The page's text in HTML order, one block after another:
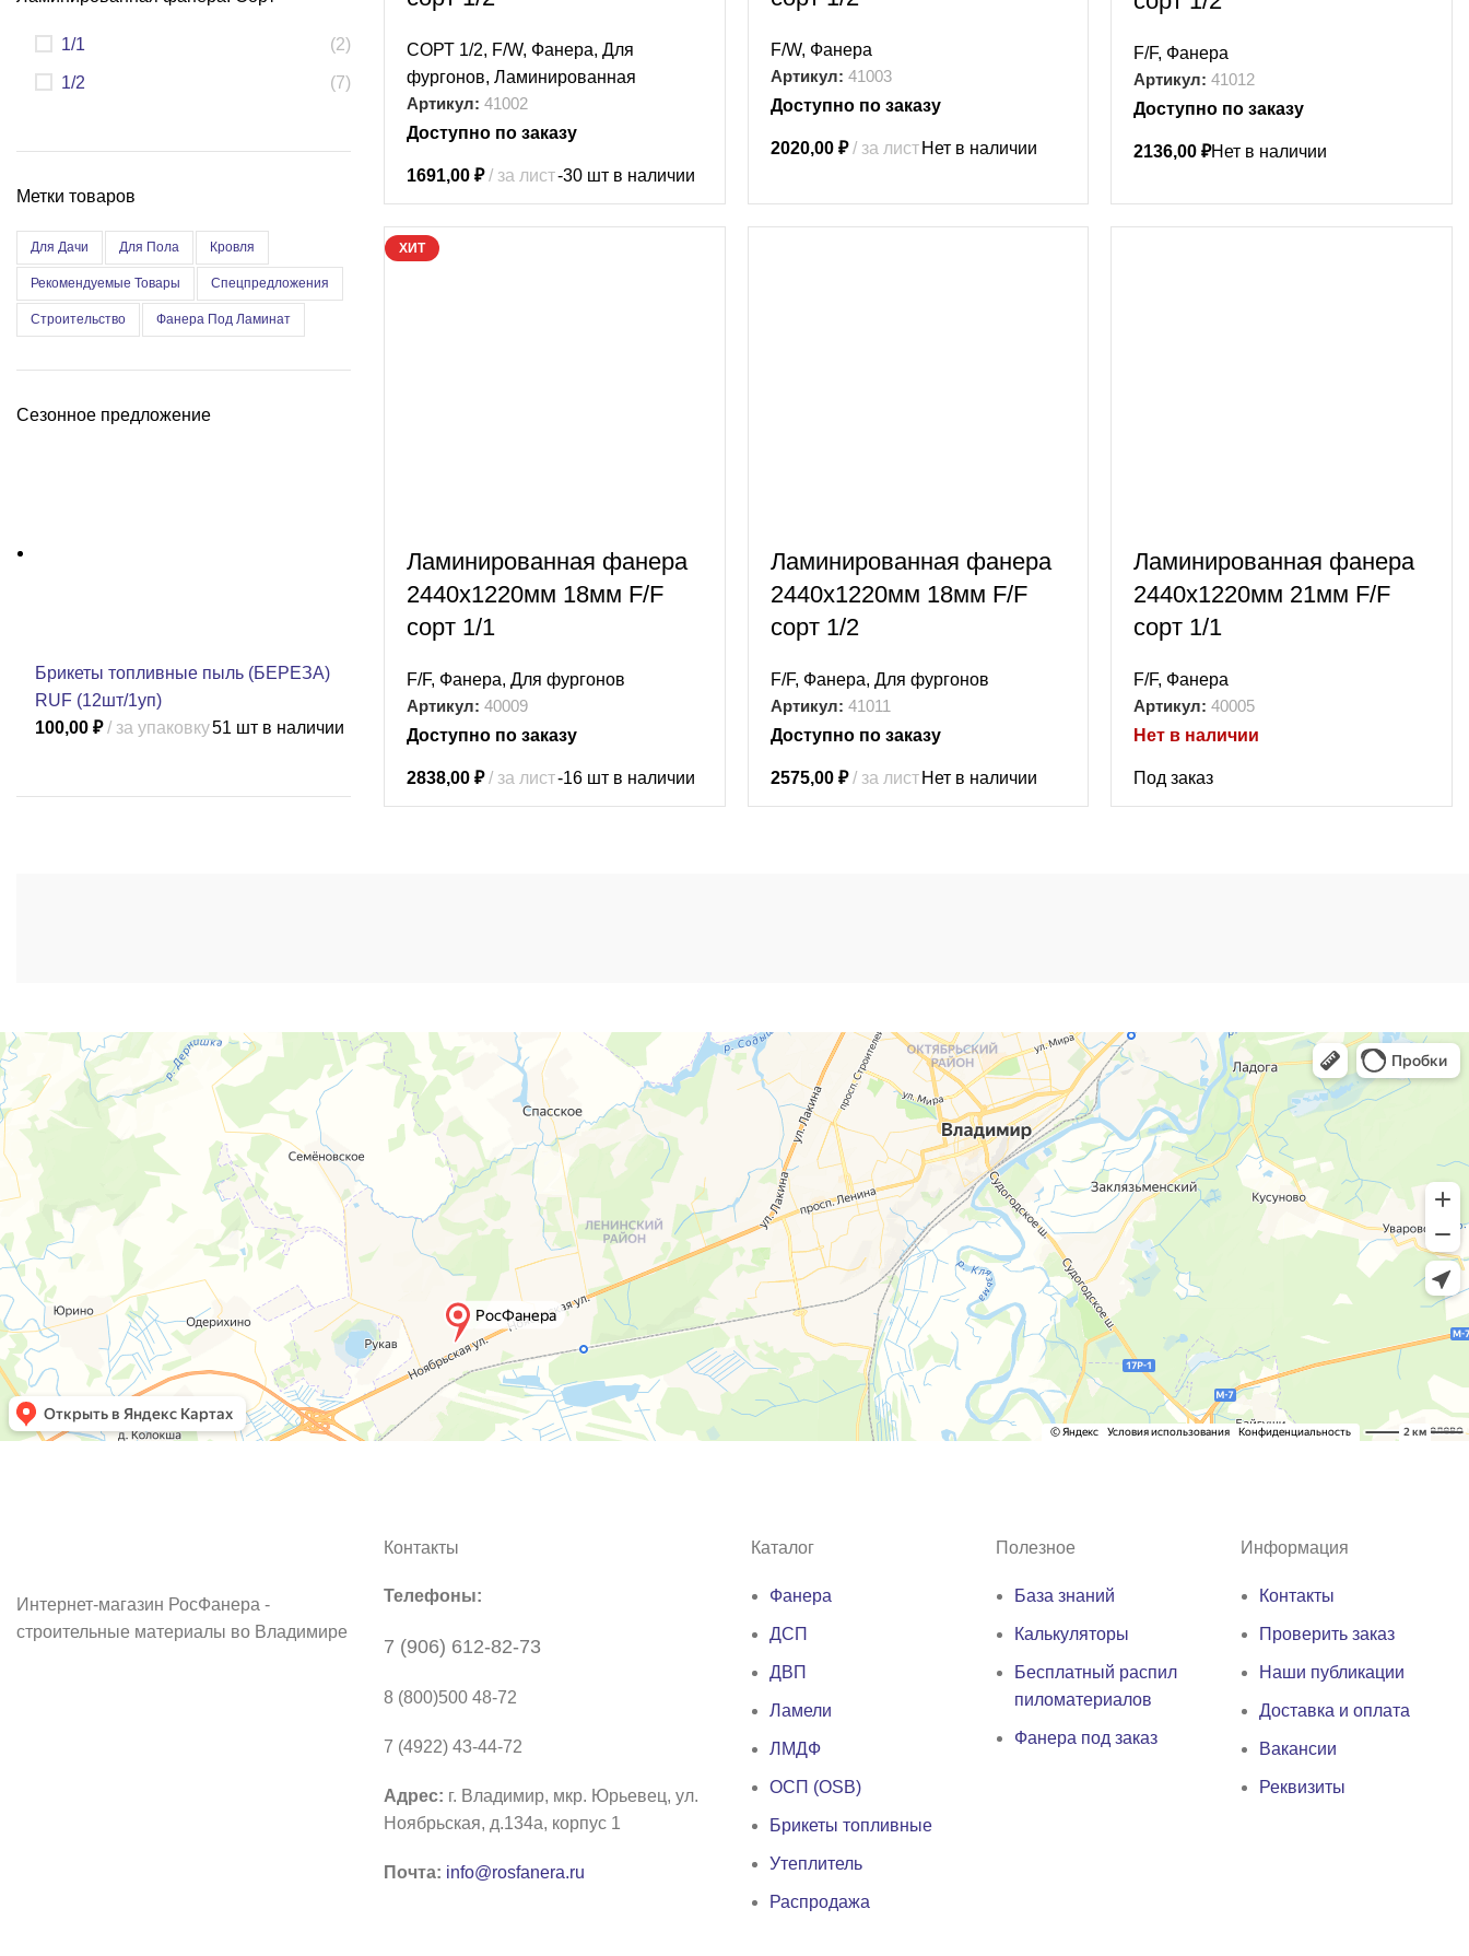
1/1 (2)
1/2 (7)
Метки товаров
Для Дачи Для Пола Кровля
Рекомендуемые Товары Спецпредложения
Строительство Фанера Под Ламинат
Сезонное предложение
Брикеты топливные пыль (БЕРЕЗА)
RUF (12шт/1уп)
100,00 ₽ за упаковку51 шт в наличии
СОРТ 1/2, F/W, Фанера, Для
фургонов, Ламинированная
Артикул: 41002
Доступно по заказу
1691,00 ₽ за лист-30 шт в наличии
F/W, Фанера
Артикул: 41003
Доступно по заказу
2020,00 ₽ за лист Нет в наличии
F/F, Фанера
Артикул:41012
Доступно по заказу
2136,00₽Нет в наличии
ХИТ
Ламинированная фанера
2440х1220мм 18мм F/F
сорт 1/1
F/F, Фанера, Для фургонов
Артикул: 40009
Доступно по заказу
2838,00 ₽ за лист-16 шт в наличии
Ламинированная фанера
2440х1220мм 18мм F/F
сорт 1/2
F/F, Фанера, Для фургонов
Артикул: 41011
Доступно по заказу
2575,00 ₽ за лист Нет в наличии
Ламинированная фанера
2440х1220мм 21мм F/F
сорт 1/1
F/F, Фанера
Артикул:40005
Нет в наличии
Под заказ
Интернет-магазин РосФанера -
строительные материалы во Владимире
Контакты
Телефоны:
7 (906) 612-82-73
8 (800)500 48-72
7 (4922) 43-44-72
Адрес: г. Владимир, мкр. Юрьевец, ул.
Ноябрьская, д.134а, корпус 1
Почта: info@rosfanera.ru
Каталог
Фанера
ДСП
ДВП
Ламели
ЛМДФ
ОСП (OSB)
Брикеты топливные
Утеплитель
Распродажа
Полезное
База знаний
Калькуляторы
Бесплатный распил
пиломатериалов
Фанера под заказ
Информация
Контакты
Проверить заказ
Наши публикации
Доставка и оплата
Вакансии
Реквизиты